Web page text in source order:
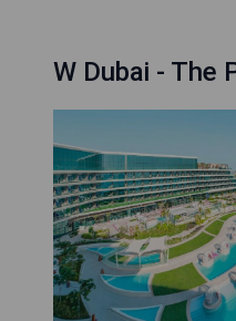
W Dubai - The